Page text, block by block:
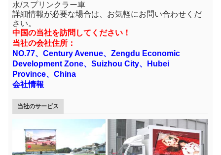
水/スプリンクラー車
詳細情報が必要な場合は、お気軽にお問い合わせくだ
さい。
中国の当社を訪問してください！
当社の会社住所：
NO.77、Century Avenue、Zengdu Economic
Development Zone、Suizhou City、Hubei
Province、China
会社情報
当社のサービス